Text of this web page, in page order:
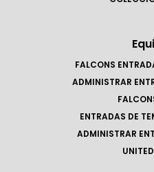
FALCONS
ADMINISTRAR
ENTRADAS DE
ADMINISTRAR